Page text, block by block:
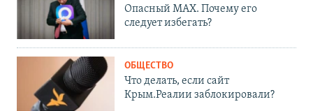
Опасный MAX. Почему его
следует избегать?
ОБЩЕСТВО
Что делать, если сайт
Крым.Реалии заблокировали?